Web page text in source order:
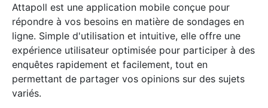
Attapoll est une application mobile conçue pour
répondre à vos besoins en matière de sondages en
ligne. Simple d'utilisation et intuitive, elle offre une
expérience utilisateur optimisée pour participer à des
enquêtes rapidement et facilement, tout en
permettant de partager vos opinions sur des sujets
variés.